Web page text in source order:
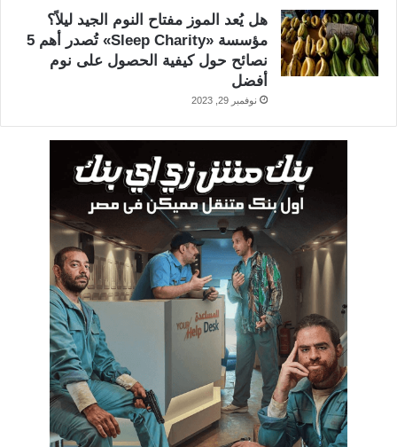
هل يُعد الموز مفتاح النوم الجيد ليلاً؟
مؤسسة «Sleep Charity» تُصدر أهم 5
نصائح حول كيفية الحصول على نوم
أفضل
نوفمبر 29, 2023